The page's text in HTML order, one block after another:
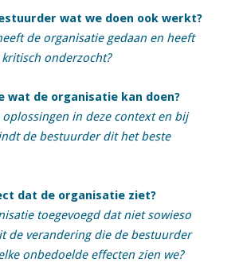
wat we doen ook werkt?
de organisatie gedaan en heeft
onderzocht?
wat de organisatie kan doen?
oplossingen in deze context en bij
de bestuurder dit het beste
dat de organisatie ziet?
toegevoegd dat niet sowieso
de verandering die de bestuurder
onbedoelde effecten zien we?